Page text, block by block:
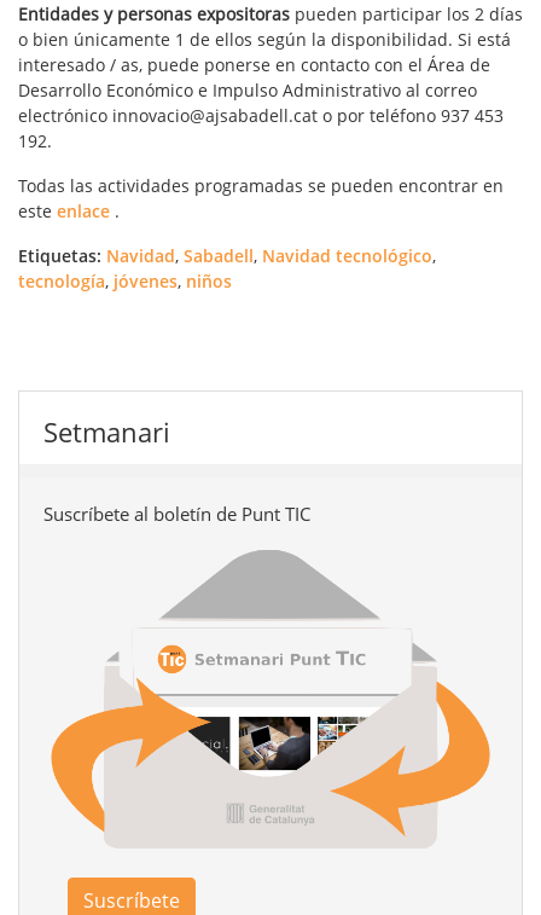
Entidades y personas expositoras pueden participar los 2 días
o bien únicamente 1 de ellos según la disponibilidad. Si está
interesado / as, puede ponerse en contacto con el Área de
Desarrollo Económico e Impulso Administrativo al correo
electrónico innovacio@ajsabadell.cat o por teléfono 937 453
192.
Todas las actividades programadas se pueden encontrar en
este enlace .
Etiquetas: Navidad, Sabadell, Navidad tecnológico,
tecnología, jóvenes, niños
Setmanari
Suscríbete al boletín de Punt TIC
Suscríbete